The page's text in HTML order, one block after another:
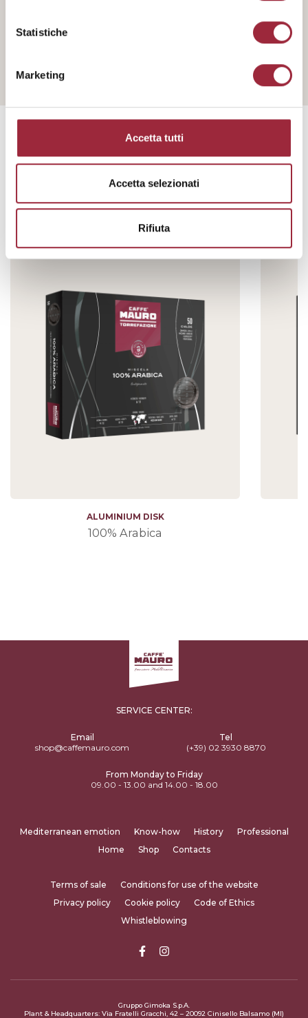
Statistiche
Marketing
Accetta tutti
Accetta selezionati
Rifiuta
Single-Serve
ALUMINIUM DISK
100% Arabica
SERVICE CENTER:
Email
shop@caffemauro.com
Tel
(+39) 02 3930 8870
From Monday to Friday
09.00 - 13.00 and 14.00 - 18.00
Mediterranean emotion Know-how History
Professional
Home
Shop Contacts
Terms of sale
Conditions for use of the website
Privacy policy
Cookie policy
Code of Ethics
Whistleblowing
Gruppo Gimoka S.p.A.
Plant & Headquarters: Via Fratelli Gracchi, 42 – 20092 Cinisello Balsamo (MI)